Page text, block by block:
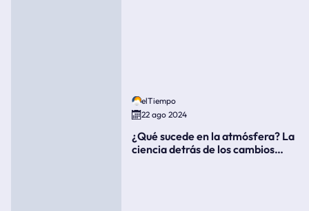
elTiempo
22 ago 2024
¿Qué sucede en la atmósfera? La
ciencia detrás de los cambios